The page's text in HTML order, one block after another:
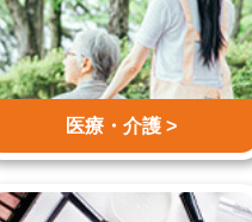
医療・介護 >